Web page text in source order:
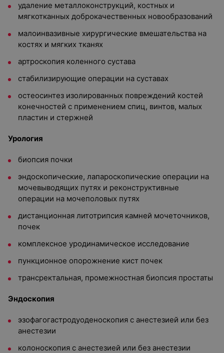
удаление металлоконструкций, костных и
мягкотканных доброкачественных новообразований
малоинвазивные хирургические вмешательства на
костях и мягких тканях
артроскопия коленного сустава
стабилизирующие операции на суставах
остеосинтез изолированных повреждений костей
конечностей с применением спиц, винтов, малых
пластин и стержней
Урология
биопсия почки
эндоскопические, лапароскопические операции на
мочевыводящих путях и реконструктивные
операции на мочеполовых путях
дистанционная литотрипсия камней мочеточников,
почек
комплексное уродинамическое исследование
пункционное опорожнение кист почек
трансректальная, промежностная биопсия простаты
Эндоскопия
эзофагогастродуоденоскопия c анестезией или без
анестезии
колоноскопия с анестезией или без анестезии